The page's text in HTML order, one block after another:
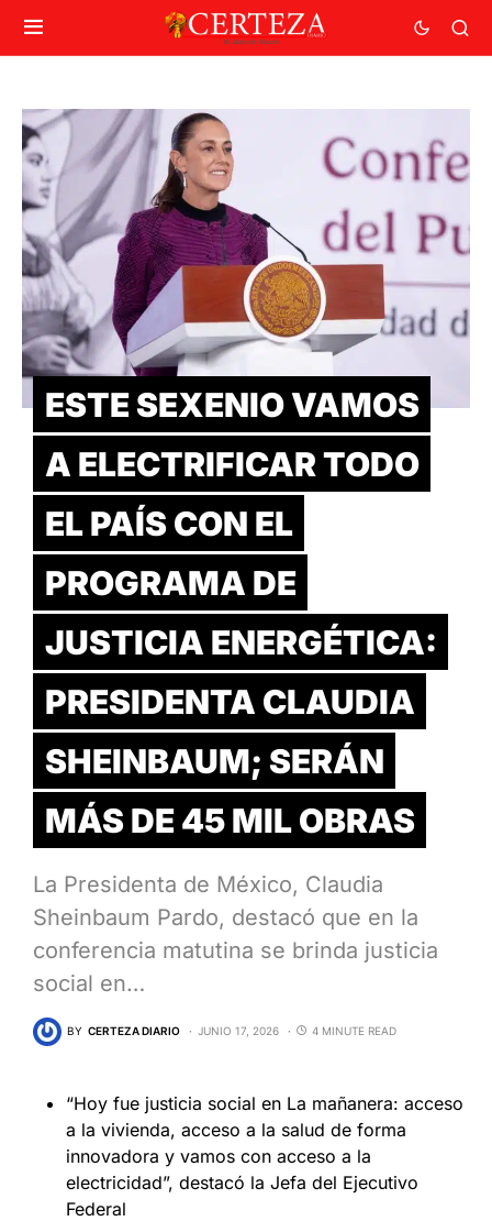
ESTE SEXENIO VAMOS
A ELECTRIFICAR TODO
EL PAÍS CON EL
PROGRAMA DE
JUSTICIA ENERGÉTICA:
PRESIDENTA CLAUDIA
SHEINBAUM; SERÁN
MÁS DE 45 MIL OBRAS
La Presidenta de México, Claudia
Sheinbaum Pardo, destacó que en la
conferencia matutina se brinda justicia
social en…
BY CERTEZA DIARIO JUNIO 17, 2026 4 MINUTE READ
“Hoy fue justicia social en La mañanera: acceso
a la vivienda, acceso a la salud de forma
innovadora y vamos con acceso a la
electricidad”, destacó la Jefa del Ejecutivo
Federal